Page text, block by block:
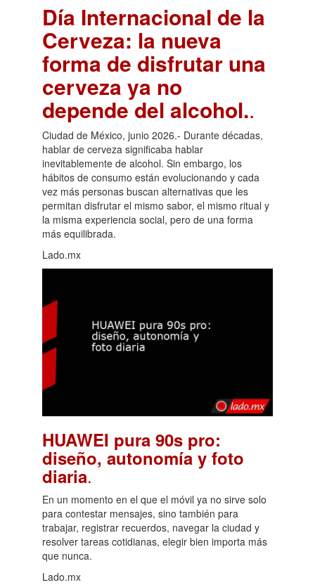
Día Internacional de la
Cerveza: la nueva
forma de disfrutar una
cerveza ya no
depende del alcohol..
Ciudad de México, junio 2026.- Durante décadas,
hablar de cerveza significaba hablar
inevitablemente de alcohol. Sin embargo, los
hábitos de consumo están evolucionando y cada
vez más personas buscan alternativas que les
permitan disfrutar el mismo sabor, el mismo ritual y
la misma experiencia social, pero de una forma
más equilibrada.
Lado.mx
HUAWEI pura 90s pro:
diseño, autonomía y foto
diaria.
En un momento en el que el móvil ya no sirve solo
para contestar mensajes, sino también para
trabajar, registrar recuerdos, navegar la ciudad y
resolver tareas cotidianas, elegir bien importa más
que nunca.
Lado.mx